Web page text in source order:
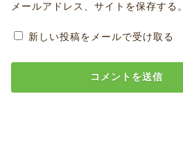
メールアドレス、サイトを保存する。
新しい投稿をメールで受け取る